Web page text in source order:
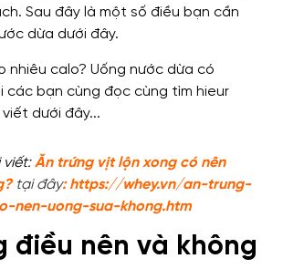
Sau đây là một số điều bạn cần
dừa dưới đây.
viết:Ăn trứng vịt lộn xong có nên
? tại đây:https://whey.vn/an-trung-
nen-uong-sua-khong.htm
điều nên và không